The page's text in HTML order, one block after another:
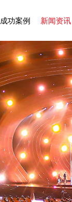
成功案例 新闻资讯